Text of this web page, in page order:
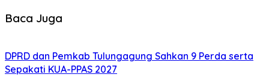
Baca Juga
DPRD dan Pemkab Tulungagung Sahkan 9 Perda serta
Sepakati KUA-PPAS 2027